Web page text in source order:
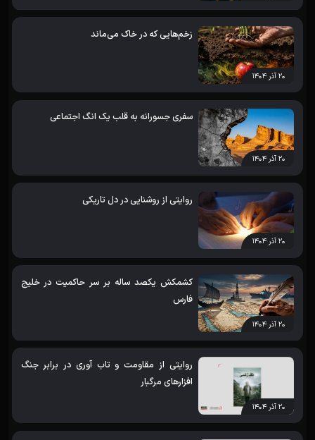
۲۰ آذر ۱۴۰۴
زخم‌هایی که در خاک می‌ماند
۲۰ آذر ۱۴۰۴
سفری جسورانه به قلب یک انگ اجتماعی
۲۰ آذر ۱۴۰۴
روایتی از روشنایی در دل تاریکی
۲۰ آذر ۱۴۰۴
کشمکش یکصد ساله بر سر حاکمیت در خلیج
فارس
۲۰ آذر ۱۴۰۴
روایتی از مقاومت و تاب آوری در برابر جنگ
افزارهای مرگبار